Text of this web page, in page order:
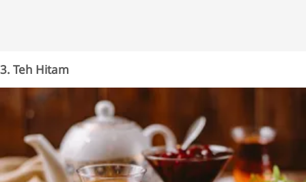
3. Teh Hitam